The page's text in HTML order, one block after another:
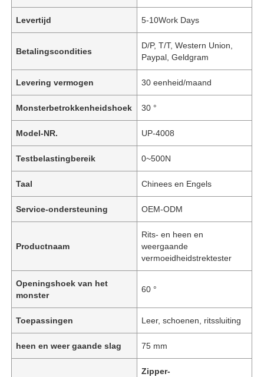
Levertijd 5-10Work Days
Betalingscondities
D/P, T/T, Western Union,
Paypal, Geldgram
Levering vermogen 30 eenheid/maand
Monsterbetrokkenheidshoek 30 °
Model-NR. UP-4008
Testbelastingbereik 0~500N
Taal Chinees en Engels
Service-ondersteuning OEM-ODM
Productnaam
Rits- en heen en
weergaande
vermoeidheidstrektester
Openingshoek van het
monster
60 °
Toepassingen Leer, schoenen, ritssluiting
heen en weer gaande slag 75 mm
Zipper-